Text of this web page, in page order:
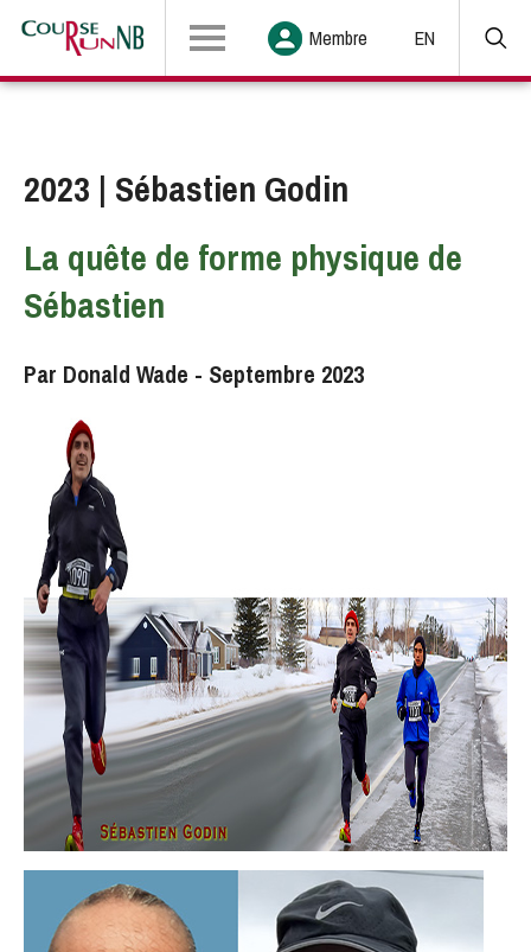
Membre EN
2023 | Sébastien Godin
La quête de forme physique de
Sébastien
Par Donald Wade - Septembre 2023